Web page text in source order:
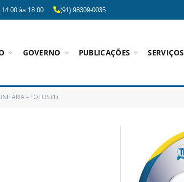
às 18:00 (91) 98309-0035
GOVERNO PUBLICAÇÕES SERVIÇOS
– FOTOS (1)